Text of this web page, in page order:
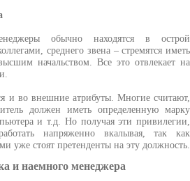
обычно находятся в острой
среднего звена – стремятся иметь
начальством. Все это отвлекает на
и во внешние атрибуты. Многие считают,
должен иметь определенную марку
и т.д. Но получая эти привилегии,
напряженно вкалывая, так как
уже стоят претенденты на эту должность.
и наемного менеджера